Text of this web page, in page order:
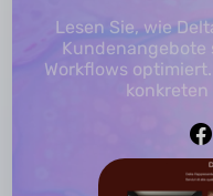
Lesen Sie, wie
Kundenangebote
Workflows